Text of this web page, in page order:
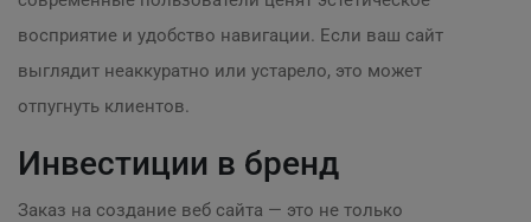
восприятие и удобство навигации. Если ваш сайт
выглядит неаккуратно или устарело, это может
отпугнуть клиентов.
Инвестиции в бренд
Заказ на создание веб сайта — это не только